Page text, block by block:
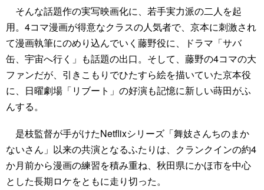
そんな話題作の実写映画化に、若手実力派の二人を起
用。4コマ漫画が得意なクラスの人気者で、京本に刺激され
て漫画執筆にのめり込んでいく藤野役に、ドラマ「サバ
缶、宇宙へ行く」も話題の出口。そして、藤野の4コマの大
ファンだが、引きこもりでひたすら絵を描いていた京本役
に、日曜劇場「リブート」の好演も記憶に新しい蒔田がふ
んする。
是枝監督が手がけたNetflixシリーズ「舞妓さんちのまか
ないさん」以来の共演となるふたりは、クランクインの約4
か月前から漫画の練習を積み重ね、秋田県にかほ市を中心
とした長期ロケをともに走り切った。